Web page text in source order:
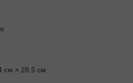
см × 28.5 см